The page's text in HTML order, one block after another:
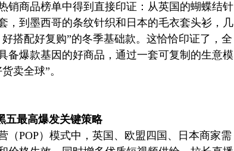
销商品榜单中得到直接印证：从英国的蝴蝶结针
，到墨西哥的条纹针织和日本的毛衣套头衫，几
搭配好复购”的冬季基础款。这恰恰印证了，全
备爆款基因的好商品，通过一套可复制的生意模
卖全球”。
五最高爆发关键策略
（POP）模式中，英国、欧盟四国、日本商家需